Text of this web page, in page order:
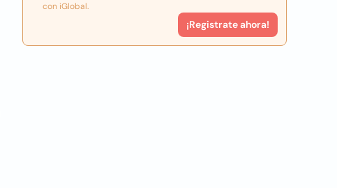
con iGlobal.
¡Registrate ahora!